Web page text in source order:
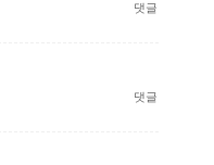
댓글
댓글